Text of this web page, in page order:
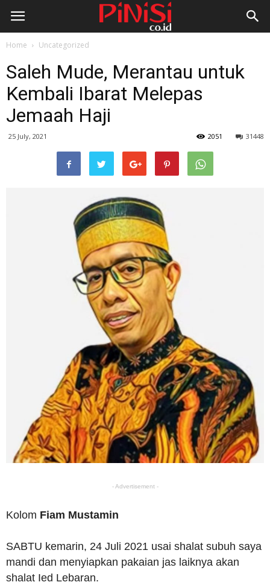
Home Uncategorized
Saleh Mude, Merantau untuk
Kembali Ibarat Melepas
Jemaah Haji
25 July, 2021 31448
2051
- Advertisement -
Kolom Fiam Mustamin
SABTU kemarin, 24 Juli 2021 usai shalat subuh saya
mandi dan menyiapkan pakaian jas laiknya akan
shalat Ied Lebaran.